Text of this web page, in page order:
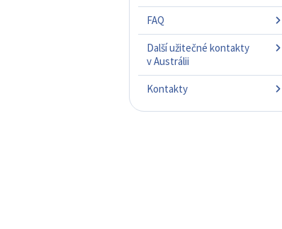
FAQ
Další užitečné kontakty
v Austrálii
Kontakty